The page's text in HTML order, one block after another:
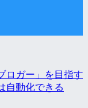
ロガー」を目指す
自動化できる